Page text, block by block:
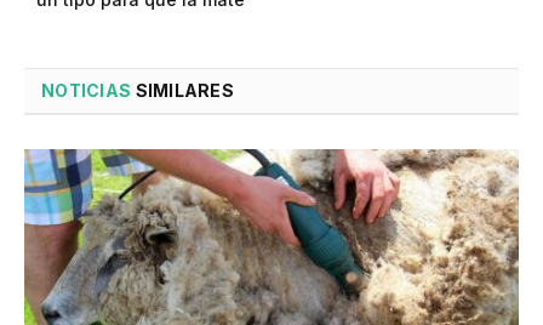
NOTICIAS SIMILARES